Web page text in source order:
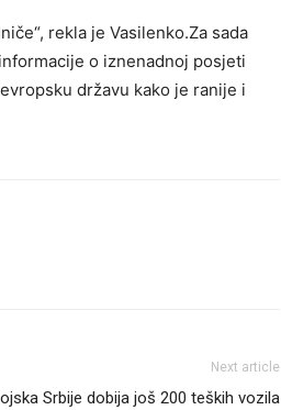
rekla je Vasilenko.Za sada
o iznenadnoj posjeti
državu kako je ranije i
Next article
Srbije dobija još 200 teških vozila